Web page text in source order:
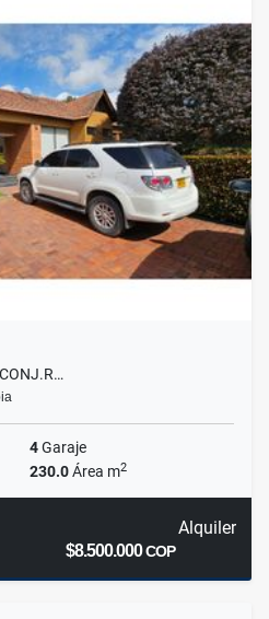
4Garaje
230.0Área m2
Alquiler
$8.500.000COP